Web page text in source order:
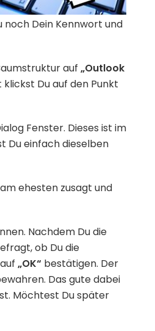
noch Dein Kennwort und
auf „Outlook
Du auf den Punkt
Fenster. Dieses ist im
Du einfach dieselben
ehesten zusagt und
Nachdem Du die
ob Du die
„OK“ bestätigen. Der
Das gute dabei
Möchtest Du später